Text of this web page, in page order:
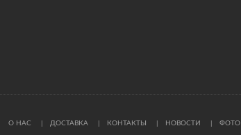
О НАС ДОСТАВКА КОНТАКТЫ НОВОСТИ ФОТО